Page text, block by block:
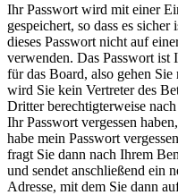
Ihr Passwort wird mit einer
gespeichert, so dass es
dieses Passwort nicht auf
verwenden. Das Passwort ist
für das Board, also gehen
wird Sie kein Vertreter des
Dritter berechtigterweise
Ihr Passwort vergessen
habe mein Passwort
fragt Sie dann nach Ihrem
und sendet anschließend ein
Adresse, mit dem Sie dann